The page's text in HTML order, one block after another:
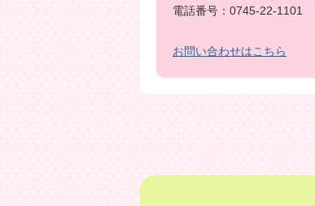
電話番号：0745-22-1101
お問い合わせはこちら